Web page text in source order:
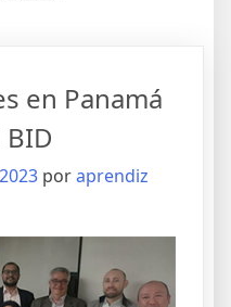
en Panamá
poraprendiz